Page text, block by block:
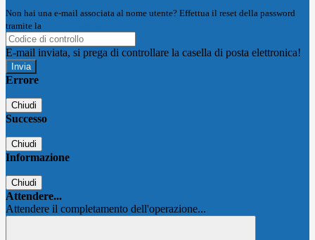
Non hai una e-mail associata al nome utente? Effettua il reset della password
tramite la
E-mail inviata, si prega di controllare la casella di posta elettronica!
Errore
Chiudi
Successo
Chiudi
Informazione
Chiudi
Attendere...
Attendere il completamento dell'operazione...